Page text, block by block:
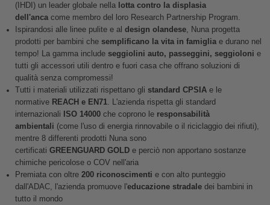
(IHDI) un leader globale nella
lotta contro la displasia
dell'ancacome membro del loro Research Partnership Program.
Ispirandosi alle linee pulite e al design olandese, Nuna progetta
prodotti per bambini che semplificano la vita in famigliae durano nel
tempo! La gamma include seggiolini auto, passeggini, seggioloni e
tutti gli accessori utili dentro e fuori casa che offrano soluzioni di
qualità senza compromessi!
Tutti i materiali utilizzati rispettano gli standard CPSIAe le
normative REACH e EN71. L'azienda rispetta gli standard
internazionali ISO 14000che coprono le responsabilità
ambientali (come l'uso di energia rinnovabile o il riciclaggio dei rifiuti),
mentre 8 differenti prodotti Nuna sono
certificati GREENGUARD GOLDe perciò non apportano sostanze
chimiche pericolose o COV nell'aria
Premiata con oltre 200 riconoscimenti e con alto punteggio
dall'ADAC, l'azienda promuove l'educazione stradaledei bambini in
tutto il mondo